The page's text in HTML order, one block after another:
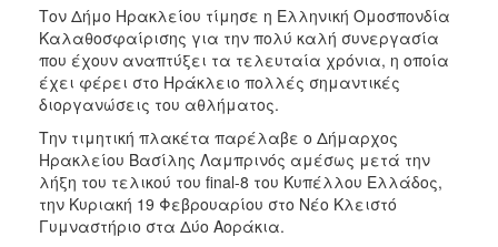
ΠΟΛΙΤΙΣΜΟΣ
ΑΝΘΕΚΤΙΚΗ
Τον Δήμο Ηρακλείου τίμησε η Ελληνική Ομοσπονδία
Καλαθοσφαίρισης για την πολύ καλή συνεργασία
που έχουν αναπτύξει τα τελευταία χρόνια, η οποία
έχει φέρει στο Ηράκλειο πολλές σημαντικές
διοργανώσεις του αθλήματος.
Την τιμητική πλακέτα παρέλαβε ο Δήμαρχος
Ηρακλείου Βασίλης Λαμπρινός αμέσως μετά την
λήξη του τελικού του final-8 του Κυπέλλου Ελλάδος,
την Κυριακή 19 Φεβρουαρίου στο Νέο Κλειστό
Γυμναστήριο στα Δύο Αοράκια.